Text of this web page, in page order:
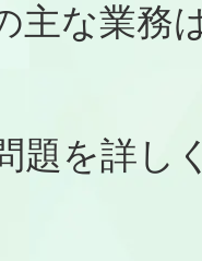
主な業務
題を詳し